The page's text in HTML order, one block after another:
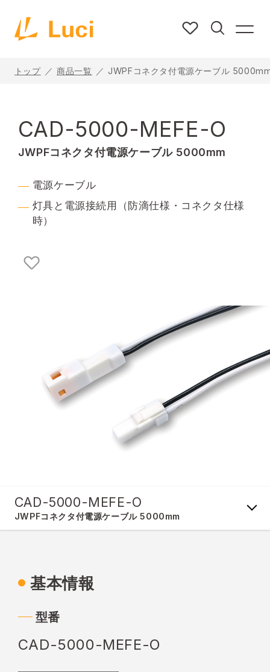
トップ 商品一覧 JWPFコネクタ付電源ケーブル
CAD-5000-MEFE-O
JWPFコネクタ付電源ケーブル 5000mm
電源ケーブル
灯具と電源接続用（防滴仕様・コネクタ仕様
時）
CAD-5000-MEFE-O
JWPFコネクタ付電源ケーブル 5000mm
基本情報
型番
CAD-5000-MEFE-O